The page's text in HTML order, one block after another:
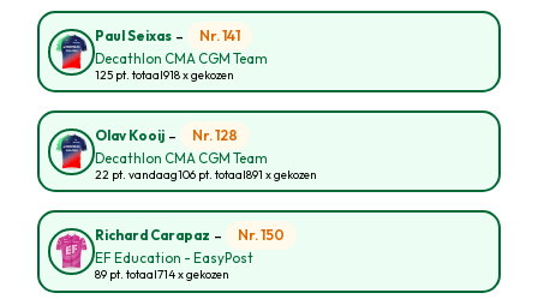
Paul Seixas - Nr. 141
Decathlon CMA CGM Team
125 pt. totaal918 x gekozen
Olav Kooij - Nr. 128
Decathlon CMA CGM Team
22 pt. vandaag106 pt. totaal891 x gekozen
Richard Carapaz - Nr. 150
EF Education - EasyPost
89 pt. totaal714 x gekozen